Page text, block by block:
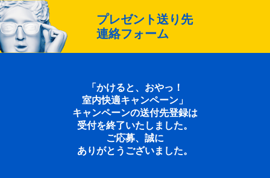
プレゼント送り先
連絡フォーム
「かけると、おやっ！
室内快適キャンペーン」
キャンペーンの送付先登録は
受付を終了いたしました。
ご応募、誠に
ありがとうございました。